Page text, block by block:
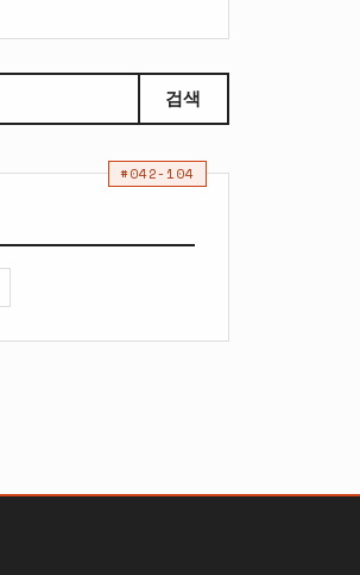
검색
#042-104